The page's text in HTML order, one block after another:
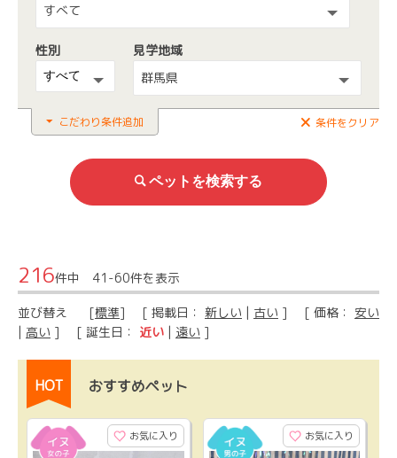
すべて
性別
見学地域
群馬県
こだわり条件追加 条件をクリア
216件中 41-60件を表示
並び替え [標準] [ 掲載日： 新しい | 古い ] [ 価格： 安い
| 高い ] [ 誕生日： 近い | 遠い ]
HOT おすすめペット
お気に入り お気に入り